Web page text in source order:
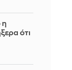
η
ότι